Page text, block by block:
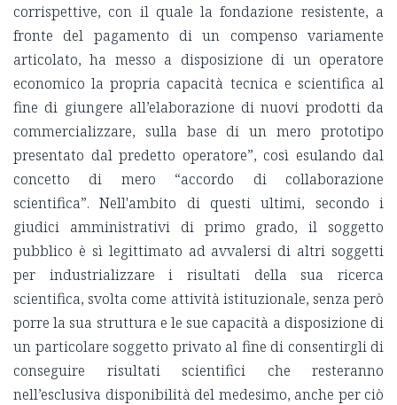
corrispettive, con il quale la fondazione resistente, a
fronte del pagamento di un compenso variamente
articolato, ha messo a disposizione di un operatore
economico la propria capacità tecnica e scientifica al
fine di giungere all’elaborazione di nuovi prodotti da
commercializzare, sulla base di un mero prototipo
presentato dal predetto operatore”, così esulando dal
concetto di mero “accordo di collaborazione
scientifica”. Nell'ambito di questi ultimi, secondo i
giudici amministrativi di primo grado, il soggetto
pubblico è sì legittimato ad avvalersi di altri soggetti
per industrializzare i risultati della sua ricerca
scientifica, svolta come attività istituzionale, senza però
porre la sua struttura e le sue capacità a disposizione di
un particolare soggetto privato al fine di consentirgli di
conseguire risultati scientifici che resteranno
nell’esclusiva disponibilità del medesimo, anche per ciò